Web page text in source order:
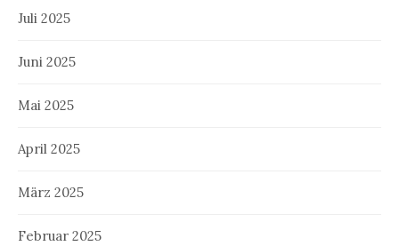
Juli 2025
Juni 2025
Mai 2025
April 2025
März 2025
Februar 2025